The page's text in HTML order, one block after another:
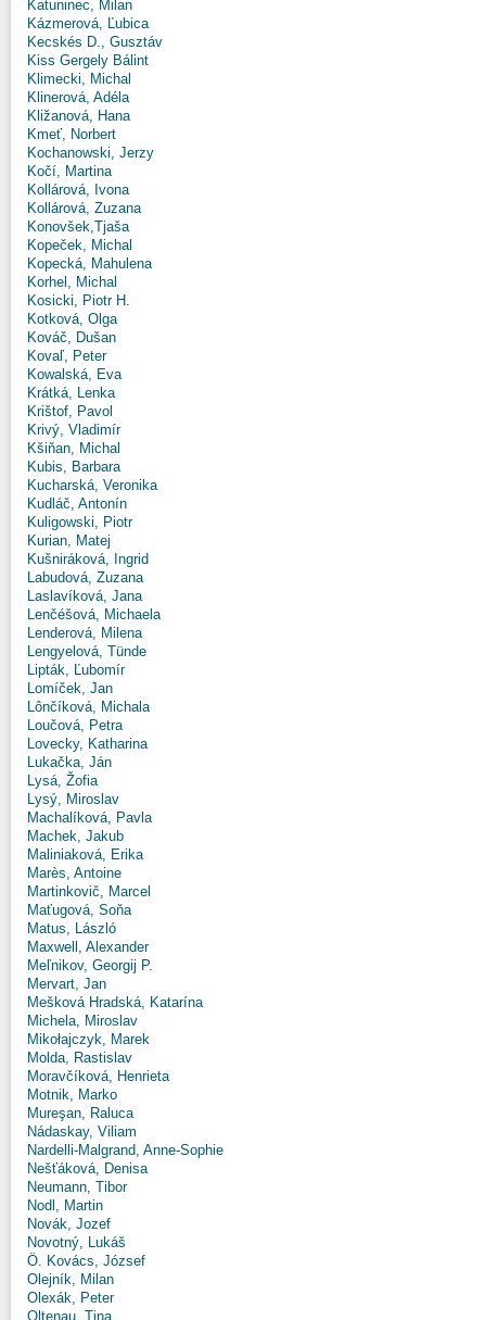
Katuninec, Milan
Kázmerová, Ľubica
Kecskés D., Gusztáv
Kiss Gergely Bálint
Klimecki, Michal
Klinerová, Adéla
Kližanová, Hana
Kmeť, Norbert
Kochanowski, Jerzy
Kočí, Martina
Kollárová, Ivona
Kollárová, Zuzana
Konovšek,Tjaša
Kopeček, Michal
Kopecká, Mahulena
Korhel, Michal
Kosicki, Piotr H.
Kotková, Olga
Kováč, Dušan
Kovaľ, Peter
Kowalská, Eva
Krátká, Lenka
Krištof, Pavol
Krivý, Vladimír
Kšiňan, Michal
Kubis, Barbara
Kucharská, Veronika
Kudláč, Antonín
Kuligowski, Piotr
Kurian, Matej
Kušniráková, Ingrid
Labudová, Zuzana
Laslavíková, Jana
Lenčéšová, Michaela
Lenderová, Milena
Lengyelová, Tünde
Lipták, Ľubomír
Lomíček, Jan
Lônčíková, Michala
Loučová, Petra
Lovecky, Katharina
Lukačka, Ján
Lysá, Žofia
Lysý, Miroslav
Machalíková, Pavla
Machek, Jakub
Maliniaková, Erika
Marès, Antoine
Martinkovič, Marcel
Maťugová, Soňa
Matus, László
Maxwell, Alexander
Meľnikov, Georgij P.
Mervart, Jan
Mešková Hradská, Katarína
Michela, Miroslav
Mikołajczyk, Marek
Molda, Rastislav
Moravčíková, Henrieta
Motnik, Marko
Mureşan, Raluca
Nádaskay, Viliam
Nardelli-Malgrand, Anne-Sophie
Nešťáková, Denisa
Neumann, Tibor
Nodl, Martin
Novák, Jozef
Novotný, Lukáš
Ö. Kovács, József
Olejník, Milan
Olexák, Peter
Oltenau, Tina